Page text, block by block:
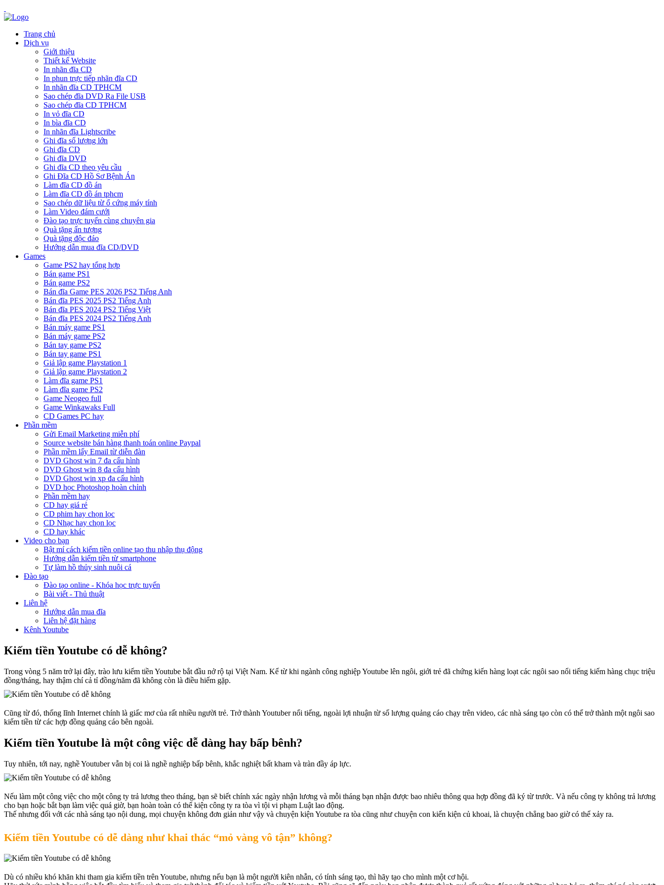
Trang chủ
Dịch vụ
Giới thiệu
Thiết kế Website
In nhãn đĩa CD
In phun trực tiếp nhãn đĩa CD
In nhãn đĩa CD TPHCM
Sao chép đĩa DVD Ra File USB
Sao chép đĩa CD TPHCM
In vỏ đĩa CD
In bìa đĩa CD
In nhãn đĩa Lightscribe
Ghi đĩa số lượng lớn
Ghi đĩa CD
Ghi đĩa DVD
Ghi đĩa CD theo yêu cầu
Ghi Đĩa CD Hồ Sơ Bệnh Án
Làm đĩa CD đồ án
Làm đĩa CD đồ án tphcm
Sao chép dữ liệu từ ổ cứng máy tính
Làm Video đám cưới
Đào tạo trực tuyến cùng chuyên gia
Quà tặng ấn tượng
Quà tặng độc đáo
Hướng dẫn mua đĩa CD/DVD
Games
Game PS2 hay tổng hợp
Bán game PS1
Bán game PS2
Bán đĩa Game PES 2026 PS2 Tiếng Anh
Bán đĩa PES 2025 PS2 Tiếng Anh
Bán đĩa PES 2024 PS2 Tiếng Việt
Bán đĩa PES 2024 PS2 Tiếng Anh
Bán máy game PS1
Bán máy game PS2
Bán tay game PS2
Bán tay game PS1
Giả lập game Playstation 1
Giả lập game Playstation 2
Làm đĩa game PS1
Làm đĩa game PS2
Game Neogeo full
Game Winkawaks Full
CD Games PC hay
Phần mềm
Gửi Email Marketing miễn phí
Source website bán hàng thanh toán online Paypal
Phần mềm lấy Email từ diễn đàn
DVD Ghost win 7 đa cấu hình
DVD Ghost win 8 đa cấu hình
DVD Ghost win xp đa cấu hình
DVD học Photoshop hoàn chỉnh
Phần mềm hay
CD hay giá rẻ
CD phim hay chọn lọc
CD Nhạc hay chọn lọc
CD hay khác
Video cho bạn
Bật mí cách kiếm tiền online tạo thu nhập thụ động
Hướng dẫn kiếm tiền từ smartphone
Tự làm hồ thủy sinh nuôi cá
Đào tạo
Đào tạo online - Khóa học trực tuyến
Bài viết - Thủ thuật
Liên hệ
Hướng dẫn mua đĩa
Liên hệ đặt hàng
Kênh Youtube
Kiếm tiền Youtube có dễ không?
Trong vòng 5 năm trở lại đây, trào lưu kiếm tiền Youtube bắt đầu nở rộ tại Việt Nam. Kể từ khi ngành công nghiệp Youtube lên ngôi, giới trẻ đã chứng kiến hàng loạt các ngôi sao nổi tiếng kiếm hàng chục triệu
đồng/tháng, hay thậm chí cả tỉ đồng/năm đã không còn là điều hiếm gặp.
Cũng từ đó, thống lĩnh Internet chính là giấc mơ của rất nhiều người trẻ. Trở thành Youtuber nổi tiếng, ngoài lợi nhuận từ số lượng quảng cáo chạy trên video, các nhà sáng tạo còn có thể trở thành một ngôi sao
kiếm tiền từ các hợp đồng quảng cáo bên ngoài.
Kiếm tiền Youtube là một công việc dễ dàng hay bấp bênh?
Tuy nhiên, tới nay, nghề Youtuber vẫn bị coi là nghề nghiệp bấp bênh, khắc nghiệt bất kham và tràn đầy áp lực.
Nếu làm một công việc cho một công ty trả lương theo tháng, bạn sẽ biết chính xác ngày nhận lương và mỗi tháng bạn nhận được bao nhiêu thông qua hợp đồng đã ký từ trước. Và nếu công ty không trả lương
cho bạn hoặc bắt bạn làm việc quá giờ, bạn hoàn toàn có thể kiện công ty ra tòa vì tội vi phạm Luật lao động.
Thế nhưng đối với các nhà sáng tạo nội dung, mọi chuyện không đơn giản như vậy và chuyện kiện Youtube ra tòa cũng như chuyện con kiến kiện củ khoai, là chuyện chẳng bao giờ có thể xảy ra.
Kiếm tiền Youtube có dễ dàng như khai thác “mỏ vàng vô tận” không?
Dù có nhiều khó khăn khi tham gia kiếm tiền trên Youtube, nhưng nếu bạn là một người kiên nhẫn, có tính sáng tạo, thì hãy tạo cho mình một cơ hội.